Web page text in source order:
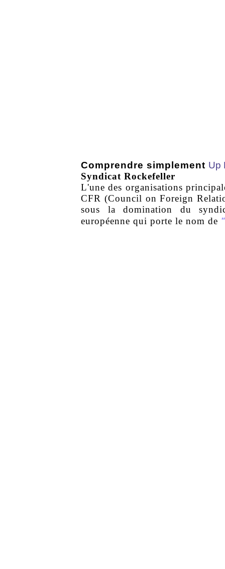
Comprendre simplement Up
Syndicat Rockefeller
L'une des organisations
CFR (Council on Foreign
sous la domination du
européenne qui porte le nom de